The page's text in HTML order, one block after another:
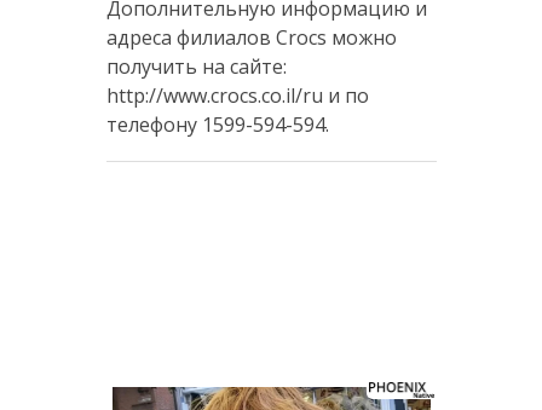
Дополнительную информацию и
адреса филиалов Crocs можно
получить на сайте:
http://www.crocs.co.il/ru и по
телефону 1599-594-594.